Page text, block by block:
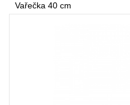
Vařečka 40 cm